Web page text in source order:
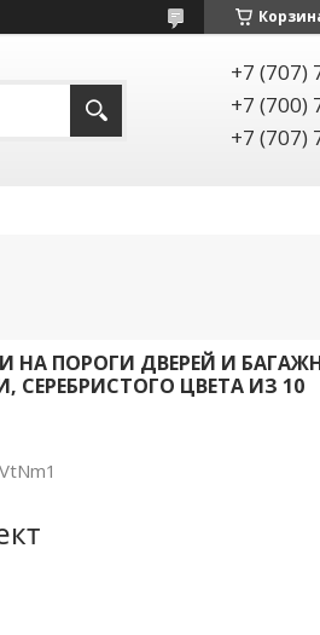
+7 (707)
+7 (700)
+7 (707)
ПОРОГИ ДВЕРЕЙ И
ЦВЕТА ИЗ 10